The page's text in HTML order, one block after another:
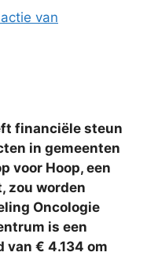
van
financiële steun
in gemeenten
voor Hoop, een
zou worden
Oncologie
is een
van € 4.134 om